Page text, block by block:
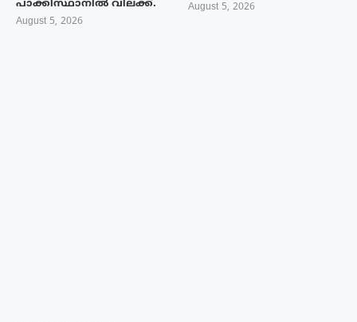
പാക്കിസ്ഥാനിൽ വിലക്ക്.
August 5, 2026
August 5, 2026